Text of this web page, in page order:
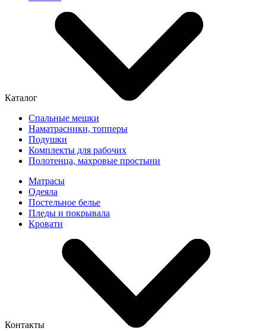
Каталог
Спальные мешки
Наматрасники, топперы
Подушки
Комплекты для рабочих
Полотенца, махровые простыни
Матрасы
Одеяла
Постельное белье
Пледы и покрывала
Кровати
Контакты